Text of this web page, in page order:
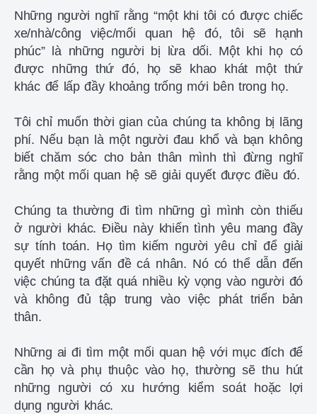
Những người nghĩ rằng “một khi tôi có được chiếc
xe/nhà/công việc/mối quan hệ đó, tôi sẽ hạnh
phúc” là những người bị lừa dối. Một khi họ có
được những thứ đó, họ sẽ khao khát một thứ
khác để lấp đầy khoảng trống mới bên trong họ.
Tôi chỉ muốn thời gian của chúng ta không bị lãng
phí. Nếu bạn là một người đau khổ và bạn không
biết chăm sóc cho bản thân mình thì đừng nghĩ
rằng một mối quan hệ sẽ giải quyết được điều đó.
Chúng ta thường đi tìm những gì mình còn thiếu
ở người khác. Điều này khiến tình yêu mang đầy
sự tính toán. Họ tìm kiếm người yêu chỉ để giải
quyết những vấn đề cá nhân. Nó có thể dẫn đến
việc chúng ta đặt quá nhiều kỳ vọng vào người đó
và không đủ tập trung vào việc phát triển bản
thân.
Những ai đi tìm một mối quan hệ với mục đích để
cần họ và phụ thuộc vào họ, thường sẽ thu hút
những người có xu hướng kiểm soát hoặc lợi
dụng người khác.